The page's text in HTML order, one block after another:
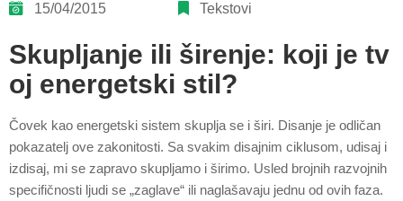
15/04/2015 Tekstovi
Skupljanje ili širenje: koji je tv
oj energetski stil?
Čovek kao energetski sistem skuplja se i širi. Disanje je odličan
pokazatelj ove zakonitosti. Sa svakim disajnim ciklusom, udisaj i
izdisaj, mi se zapravo skupljamo i širimo. Usled brojnih razvojnih
specifičnosti ljudi se „zaglave“ ili naglašavaju jednu od ovih faza.